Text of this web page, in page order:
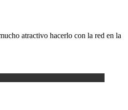
atractivo hacerlo con la red en la